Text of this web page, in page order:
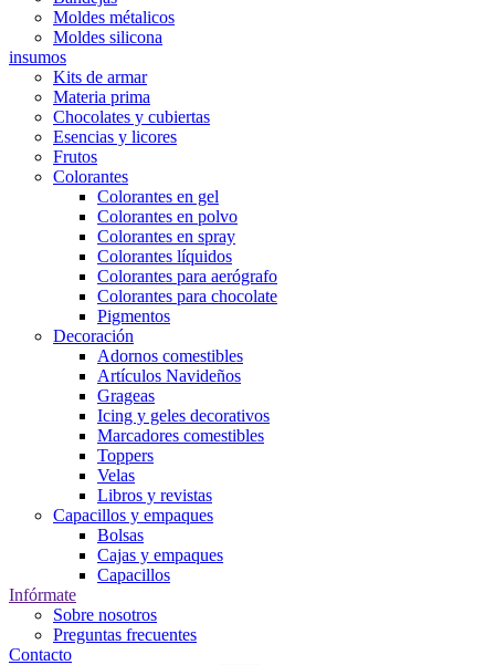
Moldes métalicos
Moldes silicona
insumos
Kits de armar
Materia prima
Chocolates y cubiertas
Esencias y licores
Frutos
Colorantes
Colorantes en gel
Colorantes en polvo
Colorantes en spray
Colorantes líquidos
Colorantes para aerógrafo
Colorantes para chocolate
Pigmentos
Decoración
Adornos comestibles
Artículos Navideños
Grageas
Icing y geles decorativos
Marcadores comestibles
Toppers
Velas
Libros y revistas
Capacillos y empaques
Bolsas
Cajas y empaques
Capacillos
Infórmate
Sobre nosotros
Preguntas frecuentes
Contacto